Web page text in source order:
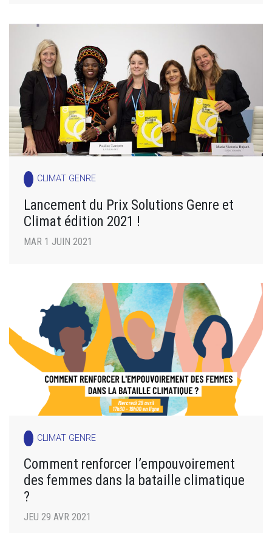
CLIMAT GENRE
Lancement du Prix Solutions Genre et
Climat édition 2021 !
MAR 1 JUIN 2021
CLIMAT GENRE
Comment renforcer l’empouvoirement
des femmes dans la bataille climatique
?
JEU 29 AVR 2021